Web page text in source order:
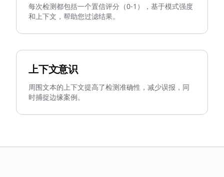
每次检测都包括一个置信评分（0-1），基于模式强度
和上下文，帮助您过滤结果。
上下文意识
周围文本的上下文提高了检测准确性，减少误报，同
时捕捉边缘案例。